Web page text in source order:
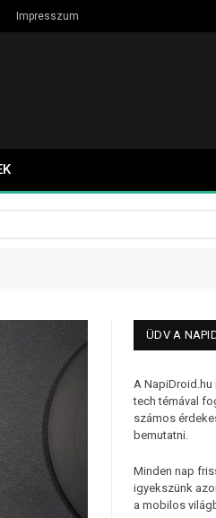
Impresszum
ÜDV A
A
tech témával
számos
bemutatni.
Minden nap
igyekszünk
a mobilos